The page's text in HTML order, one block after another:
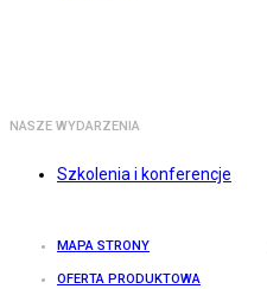
NASZE WYDARZENIA
Szkolenia i konferencje
MAPA STRONY
OFERTA PRODUKTOWA